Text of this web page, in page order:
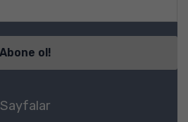
Sayfalar